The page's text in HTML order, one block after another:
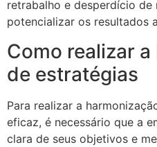
retrabalho e desperdício de
potencializar os resultados
Como realizar
de estratégias
Para realizar a
eficaz, é necessário que a
clara de seus objetivos e